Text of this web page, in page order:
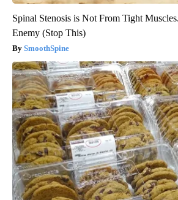
Spinal Stenosis is Not From Tight
Enemy (Stop This)
SmoothSpine